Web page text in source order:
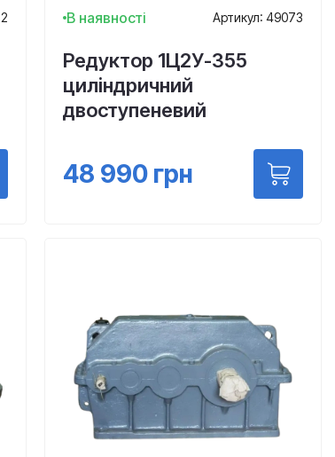
В наявності Артикул: 49073
Редуктор 1Ц2У-355
циліндричний
двоступеневий
48 990 грн